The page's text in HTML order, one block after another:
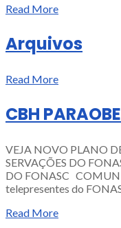
Read More
Arquivos
Read More
CBH
VEJA NOVO PLANO
SERVAÇÕES DO
DO FONASC
telepresentes do
Read More